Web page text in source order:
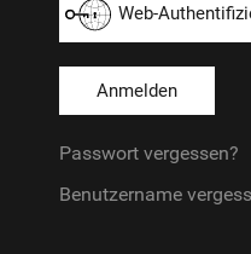
Web-
Anmelden
Passwort vergessen?
Benutzername